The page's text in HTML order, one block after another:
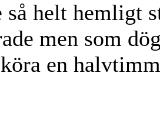
så helt hemligt
men som
en